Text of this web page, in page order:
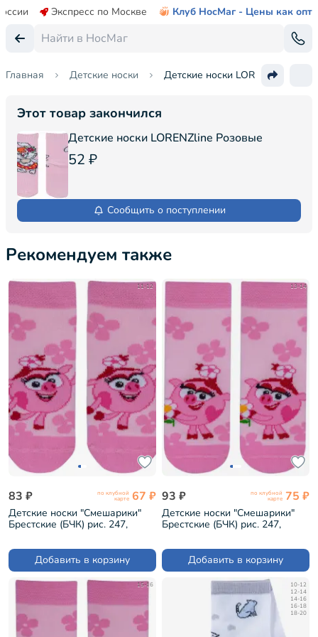
Экспресс по Москве Клуб НосМаг - Цены как опт
Главная Детские носки Детские носки LORENZline
Этот товар закончился
Детские носки LORENZline Розовые
52 ₽
Сообщить о поступлении
Рекомендуем также
11-12
83 ₽ по клубной
карте 67 ₽
Детские носки "Смешарики"
Брестские (БЧК) рис. 247,
Добавить в корзину
13-14
93 ₽ по клубной
карте 75 ₽
Детские носки "Смешарики"
Брестские (БЧК) рис. 247,
Добавить в корзину
15-16
10-12
12-14
14-16
16-18
18-20